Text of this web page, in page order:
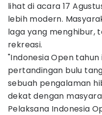
lihat di acara 17
lebih modern.
laga yang menghibur,
rekreasi.
"Indonesia Open
pertandingan bulu
sebuah pengalaman
dekat dengan
Pelaksana Indonesia